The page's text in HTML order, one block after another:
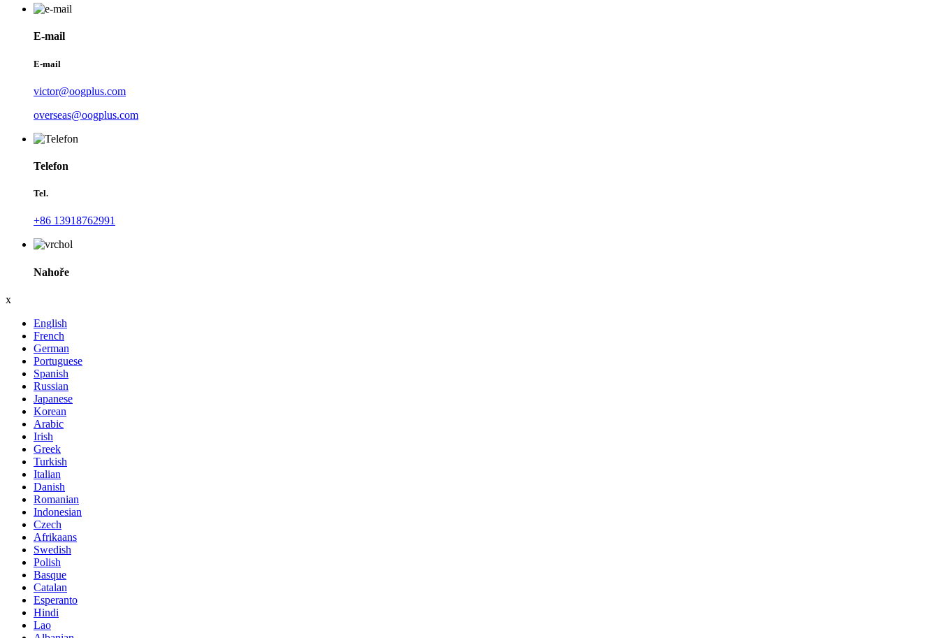
E-mail
E-mail
victor@oogplus.com
overseas@oogplus.com
Telefon
Tel.
+86 13918762991
Nahoře
x
English
French
German
Portuguese
Spanish
Russian
Japanese
Korean
Arabic
Irish
Greek
Turkish
Italian
Danish
Romanian
Indonesian
Czech
Afrikaans
Swedish
Polish
Basque
Catalan
Esperanto
Hindi
Lao